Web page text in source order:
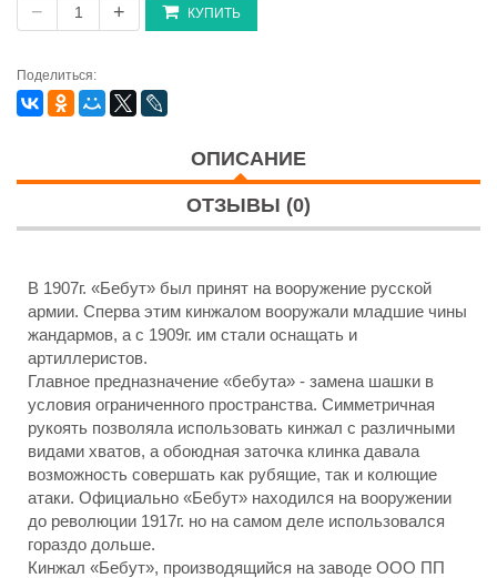
− + КУПИТЬ
Поделиться:
ОПИСАНИЕ
ОТЗЫВЫ (0)
В 1907г. «Бебут» был принят на вооружение русской
армии. Сперва этим кинжалом вооружали младшие чины
жандармов, а с 1909г. им стали оснащать и
артиллеристов.
Главное предназначение «бебута» - замена шашки в
условия ограниченного пространства. Симметричная
рукоять позволяла использовать кинжал с различными
видами хватов, а обоюдная заточка клинка давала
возможность совершать как рубящие, так и колющие
атаки. Официально «Бебут» находился на вооружении
до революции 1917г. но на самом деле использовался
гораздо дольше.
Кинжал «Бебут», производящийся на заводе ООО ПП